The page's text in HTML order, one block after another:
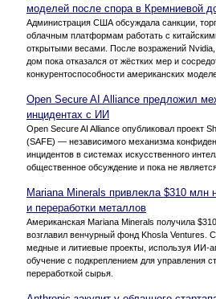
моделей после спора в Кремниевой
Администрация США обсуждала санкции,
облачным платформам работать с
открытыми весами. После возражений
дом пока отказался от жёстких мер и
конкурентоспособности американских
Open Secure AI Alliance предложил
инцидентах с ИИ
Open Secure AI Alliance опубликовал проект
(SAFE) — независимого механизма
инцидентов в системах искусственного
общественное обсуждение и пока не
Mariana Minerals привлекла $310 млн
и переработки металлов
Американская Mariana Minerals получила
возглавил венчурный фонд Khosla Ventures.
медные и литиевые проекты, используя ИИ-
обучение с подкреплением для управления
переработкой сырья.